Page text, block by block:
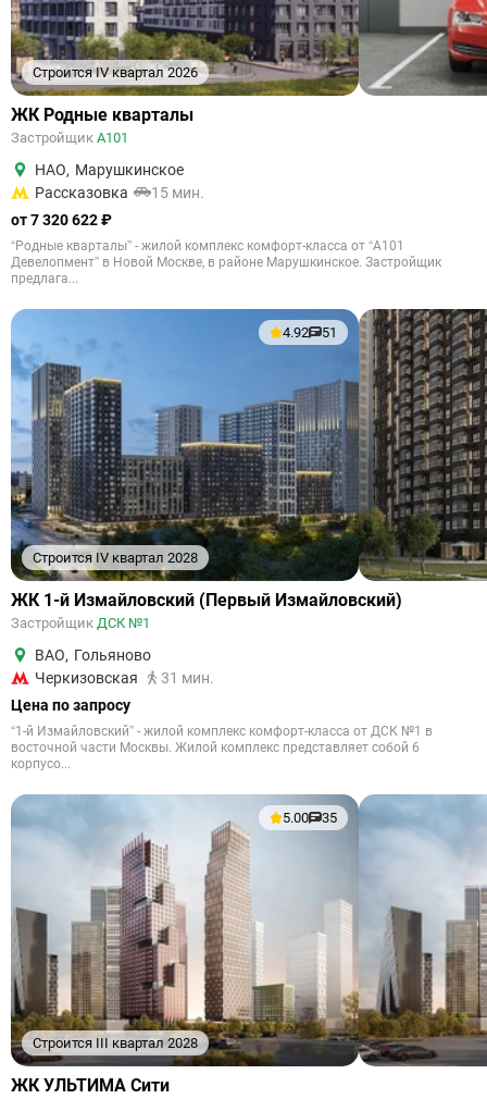
Строится IV квартал 2026
ЖК Родные кварталы
Застройщик А101
НАО, Марушкинское
Рассказовка
15 мин.
от 7 320 622 ₽
“Родные кварталы” - жилой комплекс комфорт-класса от “А101
Девелопмент” в Новой Москве, в районе Марушкинское. Застройщик
предлага...
Строится IV квартал 2028
4.92 51
ЖК 1-й Измайловский (Первый Измайловский)
Застройщик ДСК №1
ВАО, Гольяново
Черкизовская
31 мин.
Цена по запросу
“1-й Измайловский” - жилой комплекс комфорт-класса от ДСК №1 в
восточной части Москвы. Жилой комплекс представляет собой 6
корпусо...
Строится III квартал 2028
5.00 35
ЖК УЛЬТИМА Сити